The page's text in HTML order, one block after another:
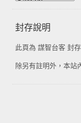
封存說明
此頁為 謀智台客 封
除另有註明外，本站